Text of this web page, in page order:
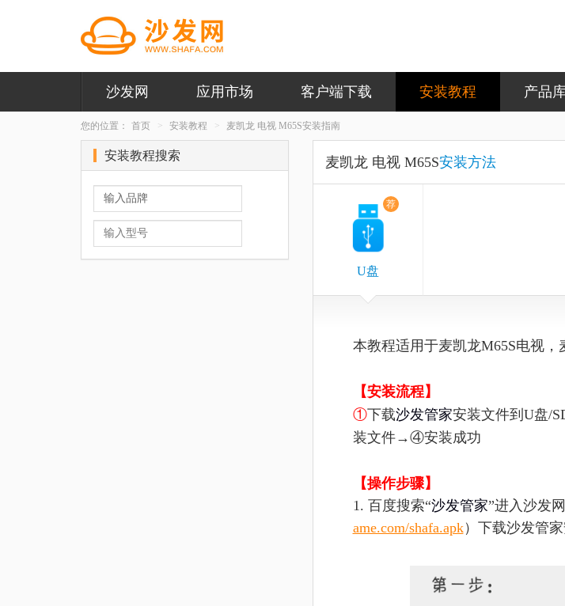
沙发网 应用市场 客户端下载 安装教程 产品
您的位置： 首页 安装教程 麦凯龙 电视 M65S安装指南
麦凯龙 电视 M65S安装方法
荐
U盘
本教程适用于麦凯龙M65S电视，
【安装流程】
①下载沙发管家安装文件到U盘/
装文件→④安装成功
【操作步骤】
1. 百度搜索“沙发管家”进入沙发
ame.com/shafa.apk）下载沙发管家
安装教程搜索